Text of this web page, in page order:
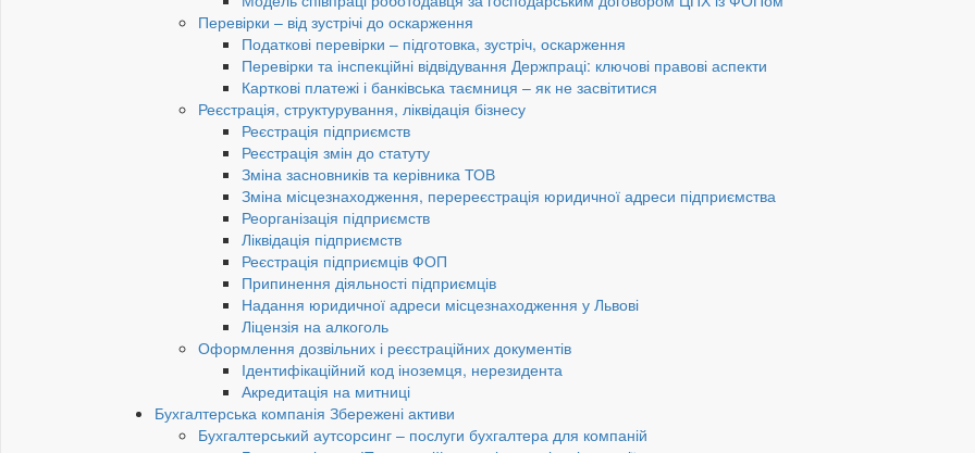
Перевірки – від зустрічі до оскарження
Податкові перевірки – підготовка, зустріч, оскарження
Перевірки та інспекційні відвідування Держпраці: ключові правові аспекти
Карткові платежі і банківська таємниця – як не засвітитися
Реєстрація, структурування, ліквідація бізнесу
Реєстрація підприємств
Реєстрація змін до статуту
Зміна засновників та керівника ТОВ
Зміна місцезнаходження, перереєстрація юридичної адреси підприємства
Реорганізація підприємств
Ліквідація підприємств
Реєстрація підприємців ФОП
Припинення діяльності підприємців
Надання юридичної адреси місцезнаходження у Львові
Ліцензія на алкоголь
Оформлення дозвільних і реєстраційних документів
Ідентифікаційний код іноземця, нерезидента
Акредитація на митниці
Бухгалтерська компанія Збережені активи
Бухгалтерський аутсорсинг – послуги бухгалтера для компаній